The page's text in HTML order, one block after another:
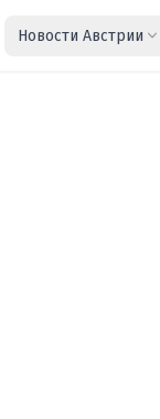
Новости Австрии